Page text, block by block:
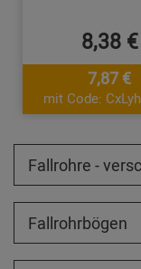
8,38 €
7,87 €
mit Code:
Fallrohre -
Fallrohrbögen